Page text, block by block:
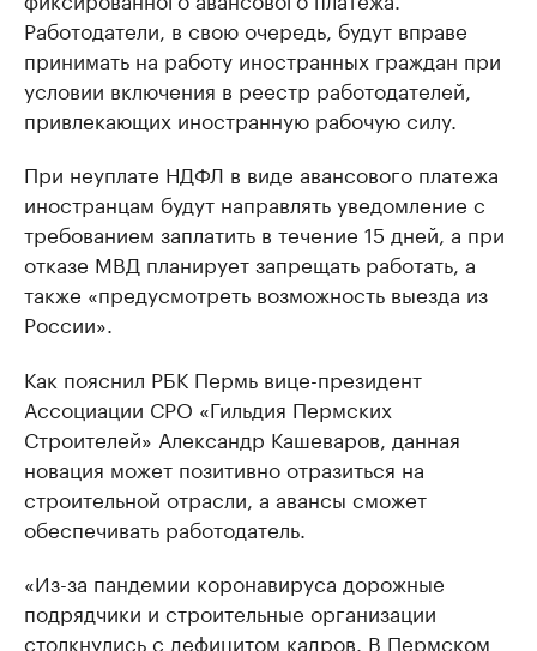
Работодатели, в свою очередь, будут вправе
принимать на работу иностранных граждан при
условии включения в реестр работодателей,
привлекающих иностранную рабочую силу.
При неуплате НДФЛ в виде авансового платежа
иностранцам будут направлять уведомление с
требованием заплатить в течение 15 дней, а при
отказе МВД планирует запрещать работать, а
также «предусмотреть возможность выезда из
России».
Как пояснил РБК Пермь вице-президент
Ассоциации СРО «Гильдия Пермских
Строителей» Александр Кашеваров, данная
новация может позитивно отразиться на
строительной отрасли, а авансы сможет
обеспечивать работодатель.
«Из-за пандемии коронавируса дорожные
подрядчики и строительные организации
столкнулись с дефицитом кадров. В Пермском